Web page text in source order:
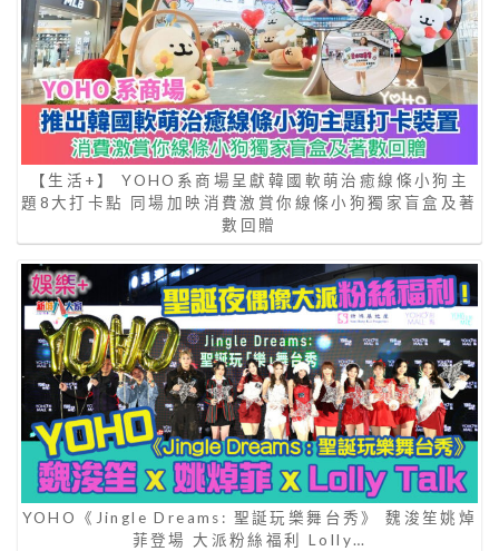
【生活+】 YOHO系商場呈獻韓國軟萌治癒線條小狗主
題8大打卡點 同場加映消費激賞你線條小狗獨家盲盒及著
數回贈
YOHO《Jingle Dreams: 聖誕玩樂舞台秀》 魏浚笙姚焯
菲登場 大派粉絲福利 Lolly…